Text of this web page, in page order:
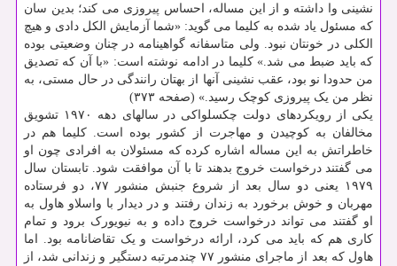
نشینی وا داشته و از این مساله، احساس پیروزی می کند؛ بدین سان
که مسئول یاد شده به کلیما می گوید: «شما آزمایش الکل دادی و هیچ
الکلی در خونتان نبود. ولی متاسفانه گواهینامه در چنان وضعیتی بوده
که باید ضبط می شد.» کلیما در ادامه نوشته است: «با آن که تصدیق
من حدودا نو بود، عقب نشینی آنها از بهتان رانندگی در حال مستی، به
نظر من یک پیروزی کوچک رسید.» (صفحه ۳۷۳)
یکی از رویکردهای دولت چکسلواکی در سالهای دهه ۱۹۷۰ تشویق
مخالفان به کوچیدن و مهاجرت از کشور بوده است. کلیما هم در
خاطراتش به این مساله اشاره کرده که مسئولان به افرادی چون او
می گفتند درخواست خروج بدهند تا با آن موافقت شود. تابستان سال
۱۹۷۹ یعنی دو سال بعد از شروع جنبش منشور ۷۷، دو فرستاده
مهربان و خوش برخورد به زندان رفتند و در دیدار با واسلاو هاول به
او گفتند می تواند درخواست خروج داده و به نیویورک برود و تمام
کاری هم که باید می کرد، ارائه درخواست و یک تقاضانامه بود. اما
هاول که بعد از ماجرای منشور ۷۷ چندمرتبه دستگیر و زندانی شد، از